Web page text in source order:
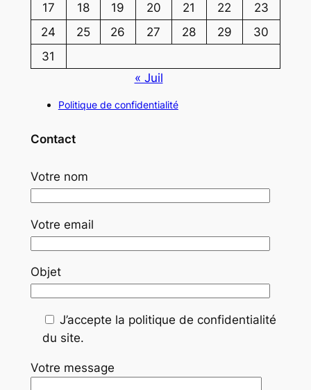
17
18 19 20 21 22
23
24
25 26 27 28 29
30
31
« Juil
Politique de confidentialité
Contact
Votre nom
Votre email
Objet
J’accepte la politique de confidentialité
du site.
Votre message